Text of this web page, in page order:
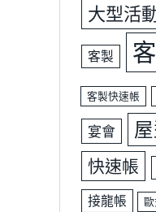
大型活
客製
客製快速帳
宴會
快速帳
接龍帳